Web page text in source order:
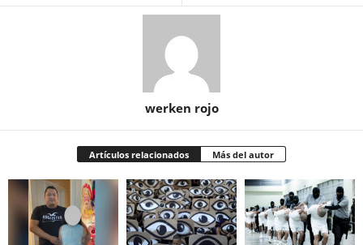
werken rojo
Artículos relacionados Más del autor